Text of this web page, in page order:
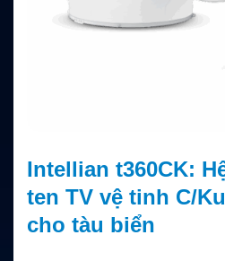
Intellian t360CK:
ten TV vệ tinh C/
cho tàu biển